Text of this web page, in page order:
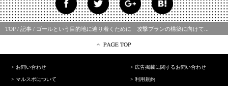
TOP 記事 ゴールという目的地に辿り着くために 攻撃プランの構築に向けて...
お問い合わせ 広告掲載に関するお問い合わせ
マルスポについて 利用規約